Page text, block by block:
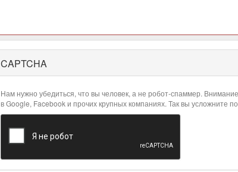
CAPTCHA
Нам нужно убедиться, что вы человек, а не робот-спаммер.
в Google, Facebook и прочих крупных компаниях. Так вы усложните